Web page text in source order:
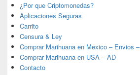
¿Por que Criptomonedas?
Aplicaciones Seguras
Carrito
Censura & Ley
Comprar Marihuana en Mexico – Envios –
Comprar Marihuana en USA – AD
Contacto